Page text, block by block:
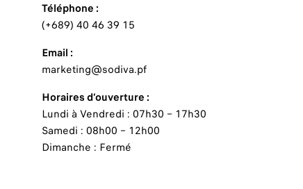
Téléphone :
(+689) 40 46 39 15
Email :
marketing@sodiva.pf
Horaires d’ouverture :
Lundi à Vendredi : 07h30 – 17h30
Samedi : 08h00 – 12h00
Dimanche : Fermé